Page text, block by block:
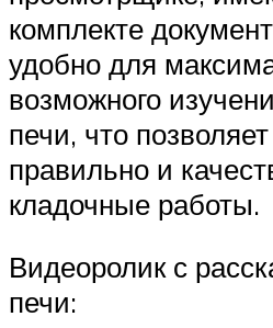
комплекте
удобно для
возможного
печи, что
правильно и
кладочные работы.
Видеоролик с
печи: